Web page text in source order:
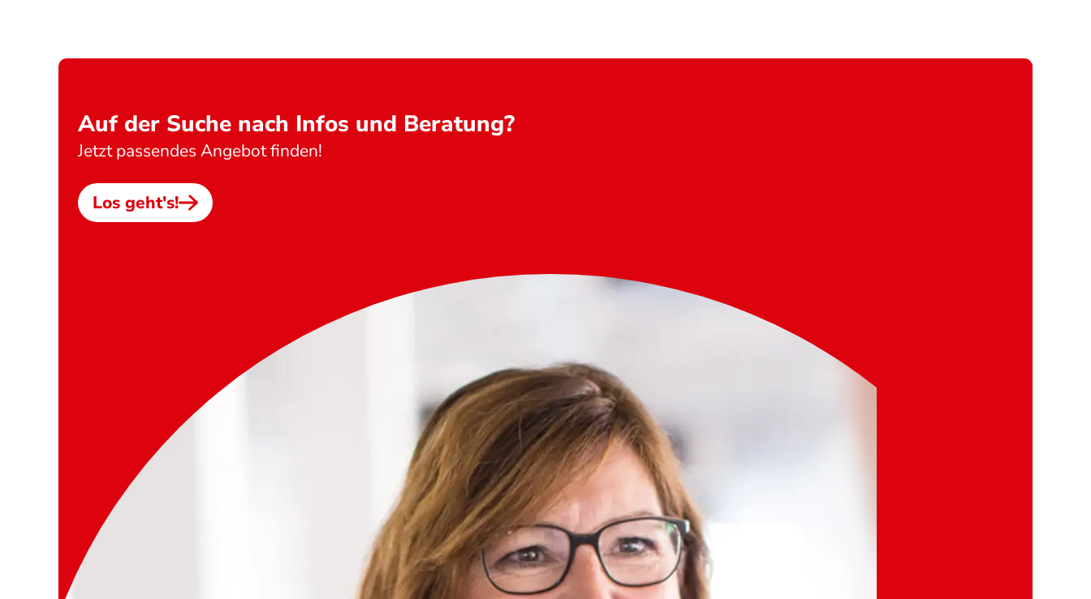
Auf der Suche nach Infos und Beratung?
Jetzt passendes Angebot finden!
Los geht's!